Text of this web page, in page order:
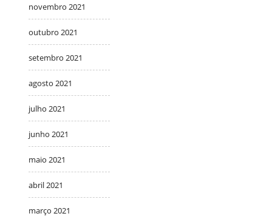
novembro 2021
outubro 2021
setembro 2021
agosto 2021
julho 2021
junho 2021
maio 2021
abril 2021
março 2021